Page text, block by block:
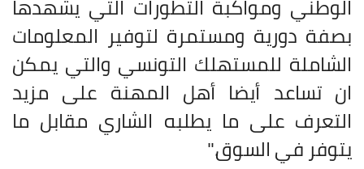
الوطني ومواكبة التطورات التي يشهدها
بصفة دورية ومستمرة لتوفير المعلومات
الشاملة للمستهلك التونسي والتي يمكن
ان تساعد أيضا أهل المهنة على مزيد
التعرف على ما يطلبه الشاري مقابل ما
يتوفر في السوق".